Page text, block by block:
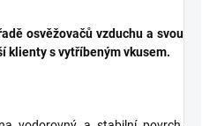
osvěžovačů vzduchu a svou
klienty s vytříbeným vkusem.